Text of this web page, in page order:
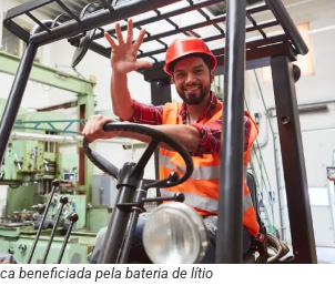
beneficiada pela bateria de lítio